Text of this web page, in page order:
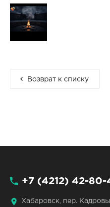
Возврат к списку
+7 (4212) 42-80-
Хабаровск, пер.